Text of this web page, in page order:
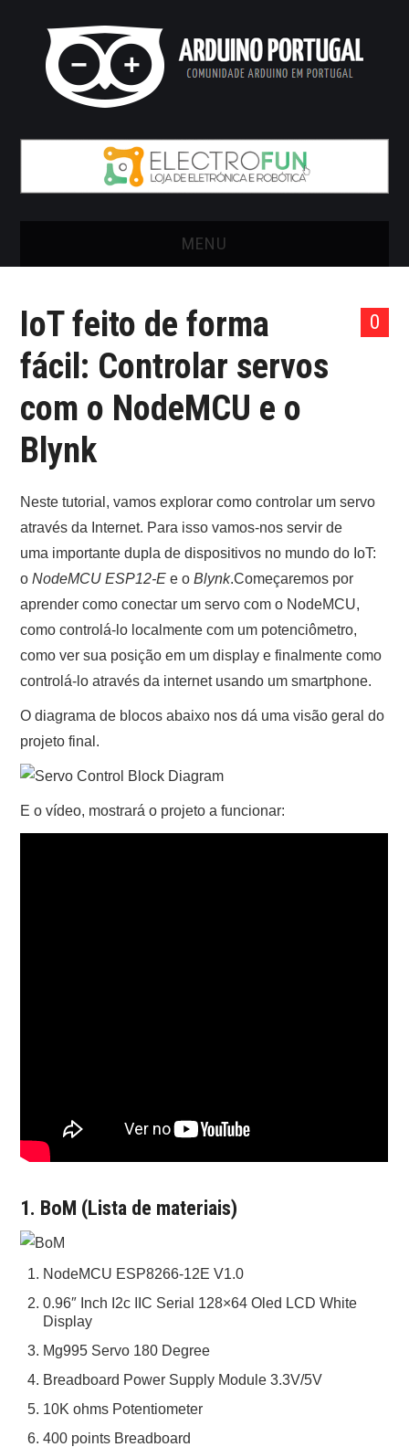
MENU
ARTIGOS
VIDEOS
ARDUINO?
ARDUINO
FORUM
CONTACTOS
0
IoT feito de forma
fácil: Controlar servos
com o NodeMCU e o
Blynk
Neste tutorial, vamos explorar como controlar um servo
através da Internet. Para isso vamos-nos servir de
uma importante dupla de dispositivos no mundo do IoT:
oNodeMCU ESP12-E e oBlynk.Começaremos por
aprender como conectar um servo com o NodeMCU,
como controlá-lo localmente com um potenciômetro,
como ver sua posição em um display e finalmente como
controlá-lo através da internet usando um smartphone.
O diagrama de blocos abaixo nos dá uma visão geral do
projeto final.
E o vídeo, mostrará o projeto a funcionar:
1. BoM (Lista de materiais)
NodeMCU ESP8266-12E V1.0
0.96″ Inch I2c IIC Serial 128×64 Oled LCD White
Display
Mg995 Servo 180 Degree
Breadboard Power Supply Module 3.3V/5V
10K ohms Potentiometer
400 points Breadboard